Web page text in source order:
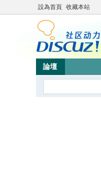
設為首頁 收藏本站
論壇